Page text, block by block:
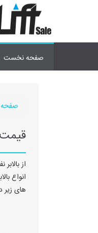
صفحه نخست
قیمت
از
انواع
های زیر